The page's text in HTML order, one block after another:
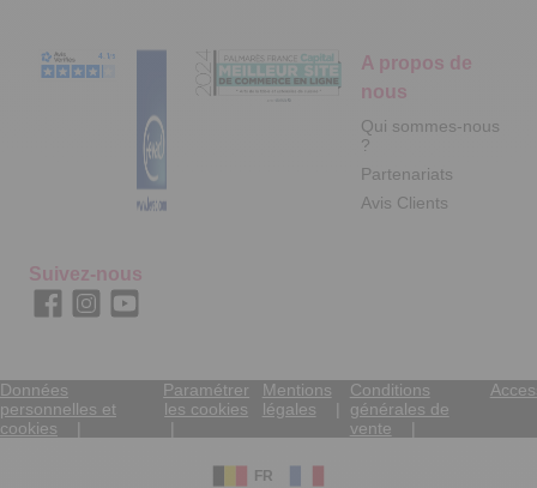
A propos de
nous
Qui sommes-nous
?
Partenariats
Avis Clients
Suivez-nous
Données
personnelles et
cookies
Paramétrer
les cookies
Mentions
légales
Conditions
générales de
vente
FR